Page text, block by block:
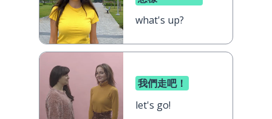
what's up?
我們走吧！
let's go!